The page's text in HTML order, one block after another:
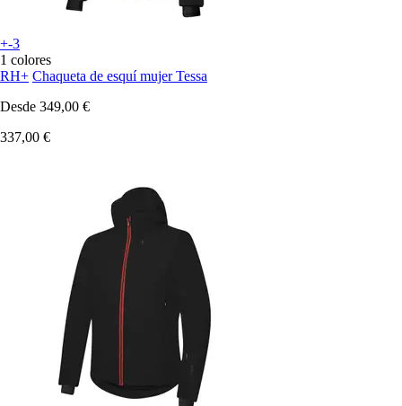
+-3
1 colores
RH+ Chaqueta de esquí mujer Tessa
Desde 349,00 €
337,00 €